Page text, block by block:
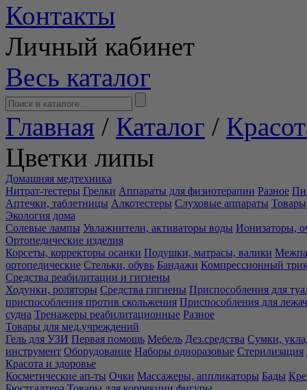
Контакты
Личный кабинет
Весь каталог
Главная / Каталог /
Цветки липы
Домашняя медтехника
Нитрат-тестеры Грелки Аппараты для физиотерапии Разное
Аптечки, таблетницы Алкотестеры Слуховые аппараты Товары
Экология дома
Солевые лампы Увлажнители, активаторы воды Ионизаторы,
Ортопедические изделия
Корсеты, корректоры осанки Подушки, матрасы, валики
ортопедические Стельки, обувь Бандажи Компрессионный
Средства реабилитации и гигиены
Ходунки, роляторы Средства гигиены Приспособления для
приспособления против скольжения Приспособления для
судна Тренажеры реабилитационные Разное
Товары для мед.учреждений
Гель для УЗИ Первая помощь Мебель Дез.средства Сумки,
инструмент Оборудование Наборы одноразовые Стерилизация
Красота и здоровье
Косметические ап-ты Очки Массажеры, аппликаторы Бады